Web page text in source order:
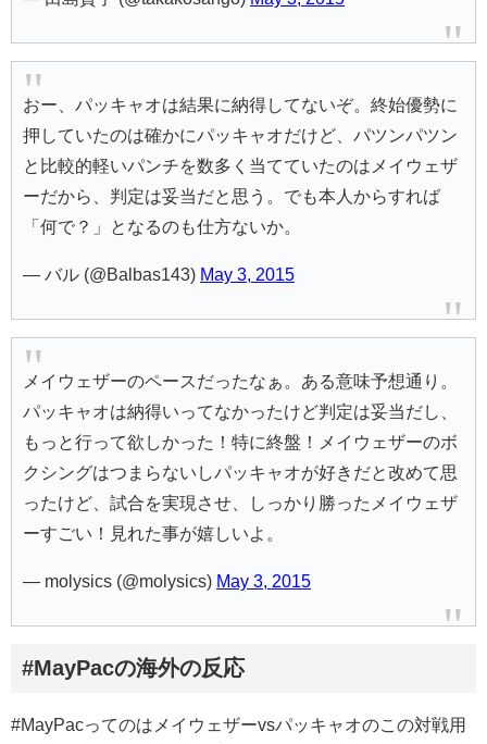
おー、パッキャオは結果に納得してないぞ。終始優勢に
押していたのは確かにパッキャオだけど、パツンパツン
と比較的軽いパンチを数多く当てていたのはメイウェザ
ーだから、判定は妥当だと思う。でも本人からすれば
「何で？」となるのも仕方ないか。
— バル (@Balbas143) May 3, 2015
メイウェザーのペースだったなぁ。ある意味予想通り。
パッキャオは納得いってなかったけど判定は妥当だし、
もっと行って欲しかった！特に終盤！メイウェザーのボ
クシングはつまらないしパッキャオが好きだと改めて思
ったけど、試合を実現させ、しっかり勝ったメイウェザ
ーすごい！見れた事が嬉しいよ。
— molysics (@molysics) May 3, 2015
#MayPacの海外の反応
#MayPacってのはメイウェザーvsパッキャオのこの対戦用